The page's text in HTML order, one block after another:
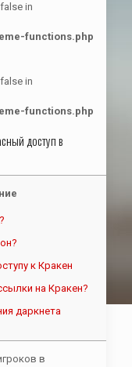
in
functions.php
in
functions.php
доступ в
к Кракен
на Кракен?
даркнета
в